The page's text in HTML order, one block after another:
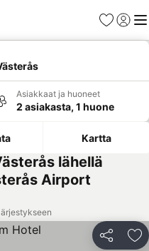
Suosikit
Asiakkaat ja huoneet
2 asiakasta, 1 huone
Kartta
lähellä
Airport
Jaa